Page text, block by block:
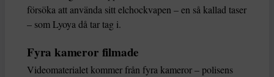
försöka att använda sitt elchockvapen – en så kallad taser
– som Lyoya då tar tag i.
Fyra kameror filmade
Videomaterialet kommer från fyra kameror – polisens